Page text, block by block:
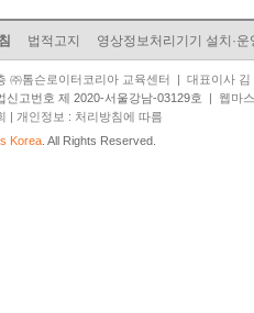
법적고지 영상정보처리기기 설치·운
㈜톰슨로이터코리아 교육센터 | 대표이사
신고번호 제 2020-서울강남-03129호 | 웹마
| 개인정보 : 처리방침에 따름
Korea . All Rights Reserved.